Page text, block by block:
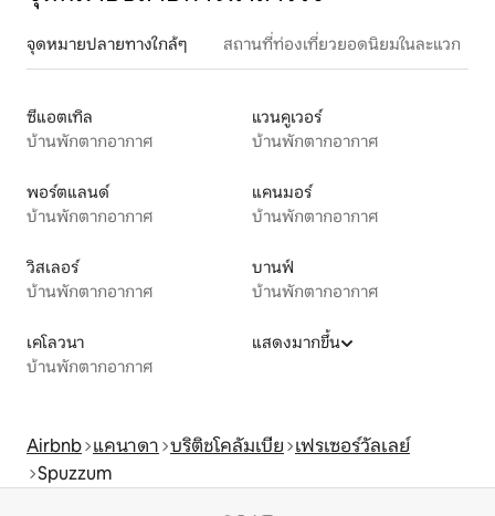
จุดหมายปลายทางใกล้ๆ สถานที่ท่องเที่ยวยอดนิยมในละแวก
ซีแอตเทิล
บ้านพักตากอากาศ
แวนคูเวอร์
บ้านพักตากอากาศ
พอร์ตแลนด์
บ้านพักตากอากาศ
แคนมอร์
บ้านพักตากอากาศ
วิสเลอร์
บ้านพักตากอากาศ
บานฟ์
บ้านพักตากอากาศ
เคโลวนา
บ้านพักตากอากาศ
แสดงมากขึ้น
Airbnb แคนาดา บริติชโคลัมเบีย เฟรเซอร์วัลเลย์
Spuzzum